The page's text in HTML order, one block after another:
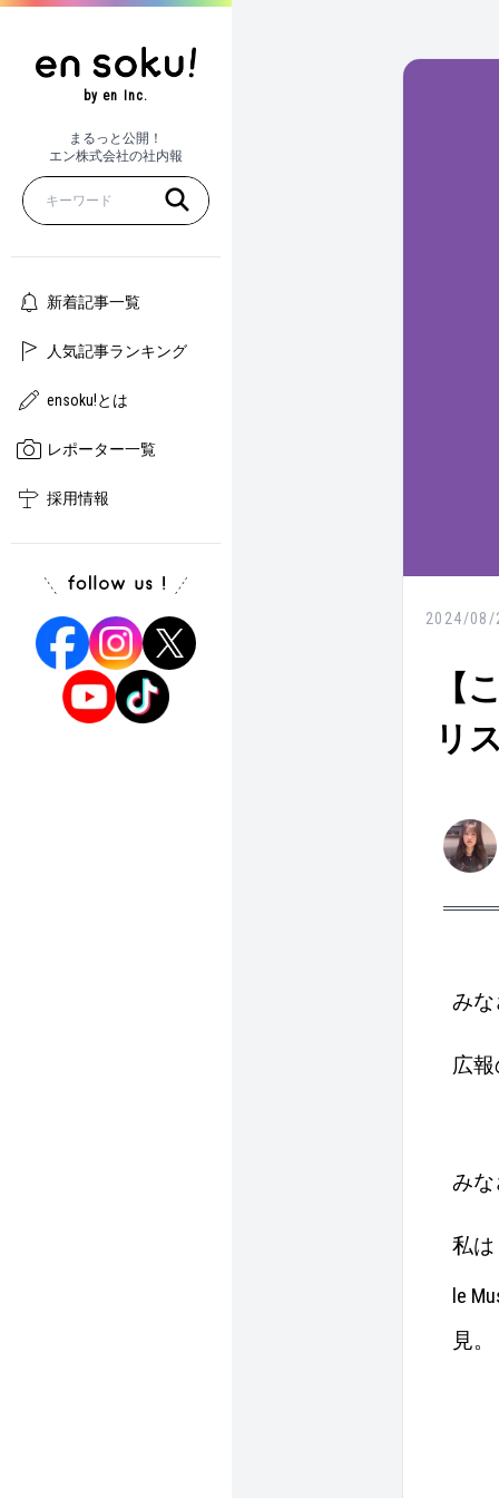
by en Inc.
まるっと公開！
エン株式会社の社内報
新着記事一覧
人気記事ランキング
ensoku!とは
レポーター一覧
採用情報
2024/08/
【
リ
み
広報
み
私は
le
見。